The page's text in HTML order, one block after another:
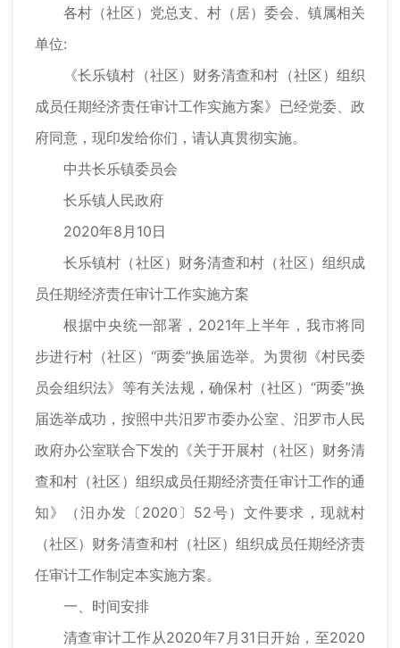
各村（社区）党总支、村（居）委会、镇属相关
单位:
《长乐镇村（社区）财务清查和村（社区）组织
成员任期经济责任审计工作实施方案》已经党委、政
府同意，现印发给你们，请认真贯彻实施。
中共长乐镇委员会
长乐镇人民政府
2020年8月10日
长乐镇村（社区）财务清查和村（社区）组织成
员任期经济责任审计工作实施方案
根据中央统一部署，2021年上半年，我市将同
步进行村（社区）“两委”换届选举。为贯彻《村民委
员会组织法》等有关法规，确保村（社区）“两委”换
届选举成功，按照中共汨罗市委办公室、汨罗市人民
政府办公室联合下发的《关于开展村（社区）财务清
查和村（社区）组织成员任期经济责任审计工作的通
知》（汨办发〔2020〕52号）文件要求，现就村
（社区）财务清查和村（社区）组织成员任期经济责
任审计工作制定本实施方案。
一、时间安排
清查审计工作从2020年7月31日开始，至2020